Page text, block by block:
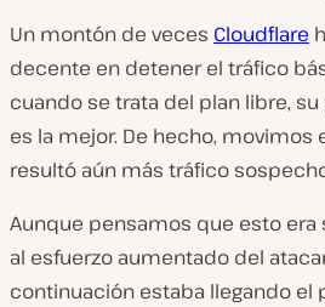
Un montón de veces Cloudflare
decente en detener el tráfico
cuando se trata del plan libre,
es la mejor. De hecho, movimos
resultó aún más tráfico
Aunque pensamos que esto
al esfuerzo aumentado del
continuación estaba llegando el